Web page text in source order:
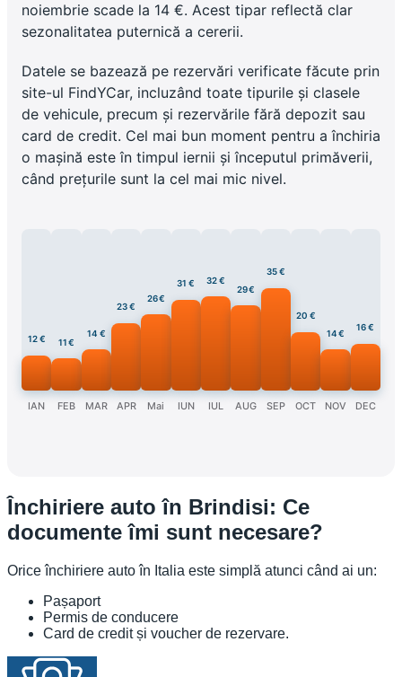
noiembrie scade la 14 €. Acest tipar reflectă clar
sezonalitatea puternică a cererii.
Datele se bazează pe rezervări verificate făcute prin
site-ul FindYCar, incluzând toate tipurile și clasele
de vehicule, precum și rezervările fără depozit sau
card de credit. Cel mai bun moment pentru a închiria
o mașină este în timpul iernii și începutul primăverii,
când prețurile sunt la cel mai mic nivel.
12 €
IAN
11 €
FEB
14 €
MAR
23 €
APR
26 €
Mai
31 €
IUN
32 €
IUL
29 €
AUG
35 €
SEP
20 €
OCT
14 €
NOV
16 €
DEC
Închiriere auto în Brindisi: Ce
documente îmi sunt necesare?
Orice închiriere auto în Italia este simplă atunci când ai un:
Pașaport
Permis de conducere
Card de credit și voucher de rezervare.